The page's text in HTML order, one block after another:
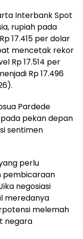
Interbank Spot
rupiah pada
17.415 per dolar
mencetak rekor
Rp 17.514 per
Rp 17.496
Pardede
pekan depan
sentimen
perlu
pembicaraan
negosiasi
meredanya
melemah
negara